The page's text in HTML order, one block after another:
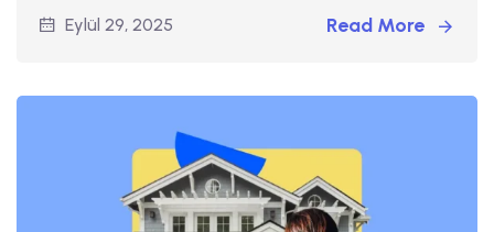
Eylül 29, 2025 Read More